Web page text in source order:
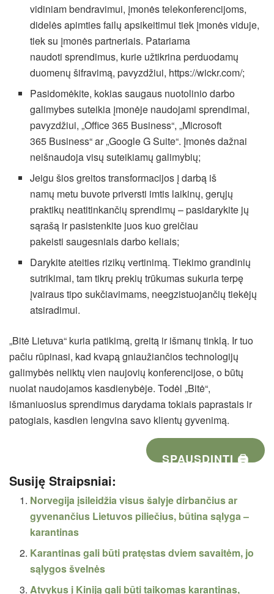
vidiniam bendravimui, įmonės telekonferencijoms,
didelės apimties failų apsikeitimui tiek įmonės viduje,
tiek su įmonės partneriais. Patariama
naudoti sprendimus, kurie užtikrina perduodamų
duomenų šifravimą, pavyzdžiui, https://wickr.com/;
Pasidomėkite, kokias saugaus nuotolinio darbo
galimybes suteikia įmonėje naudojami sprendimai,
pavyzdžiui, „Office 365 Business“, „Microsoft
365 Business“ ar „Google G Suite“. Įmonės dažnai
neišnaudoja visų suteikiamų galimybių;
Jeigu šios greitos transformacijos į darbą iš
namų metu buvote priversti imtis laikinų, gerųjų
praktikų neatitinkančių sprendimų – pasidarykite jų
sąrašą ir pasistenkite juos kuo greičiau
pakeisti saugesniais darbo keliais;
Darykite ateities rizikų vertinimą. Tiekimo grandinių
sutrikimai, tam tikrų prekių trūkumas sukuria terpę
įvairaus tipo sukčiavimams, neegzistuojančių tiekėjų
atsiradimui.
„Bitė Lietuva“ kuria patikimą, greitą ir išmanų tinklą. Ir tuo
pačiu rūpinasi, kad kvapą gniaužiančios technologijų
galimybės neliktų vien naujovių konferencijose, o būtų
nuolat naudojamos kasdienybėje. Todėl „Bitė“,
išmaniuosius sprendimus darydama tokiais paprastais ir
patogiais, kasdien lengvina savo klientų gyvenimą.
SPAUSDINTI 🖨
Susiję Straipsniai:
Norvegija įsileidžia visus šalyje dirbančius ar
gyvenančius Lietuvos piliečius, būtina sąlyga –
karantinas
Karantinas gali būti pratęstas dviem savaitėm, jo
sąlygos švelnės
Atvykus į Kiniją gali būti taikomas karantinas,